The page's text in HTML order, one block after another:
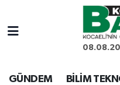
GÜNDEM BİLİM
Kocaeli Nöbetçi
Kocaeli Hava